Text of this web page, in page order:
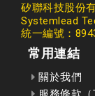
矽聯科技股份
Systemlead
統一編號：
常用連結
關於我們